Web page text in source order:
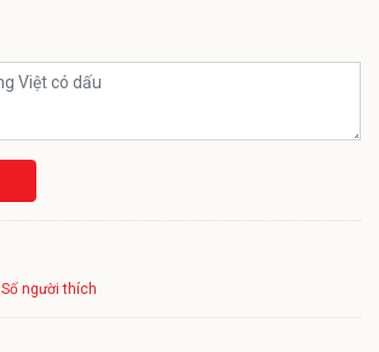
Số người thích